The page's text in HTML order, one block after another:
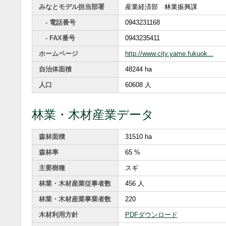
みなとモデル担当部署
産業経済部 林業振興課
- 電話番号 0943231168
- FAX番号 0943235411
ホームページ http://www.city.yame.fukuok...
自治体面積 48244 ha
人口 60608 人
林業・木材産業データ
森林面積 31510 ha
森林率 65 %
主要樹種 スギ
林業・木材産業従事者数 456 人
林業・木材産業事業者数 220
木材利用方針 PDFダウンロード